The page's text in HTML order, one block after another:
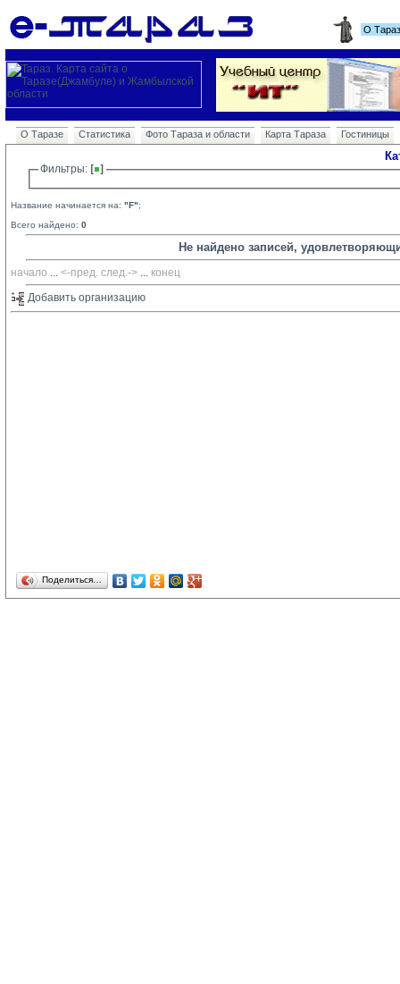
О
О Таразе Статистика Фото Тараза и области Карта Тараза Гостиницы
Фильтры:
Название начинается на: "F";
Всего найдено: 0
Не найдено записей,
начало ... <-пред. след.-> ... конец
Добавить организацию
Поделиться…